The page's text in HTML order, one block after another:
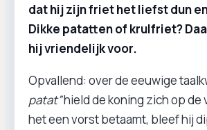
dat hij zijn friet het liefst dun
Dikke patatten of krulfriet?
hij vriendelijk voor.
Opvallend: over de eeuwige
patat”hield de koning zich op de
het een vorst betaamt, bleef hij